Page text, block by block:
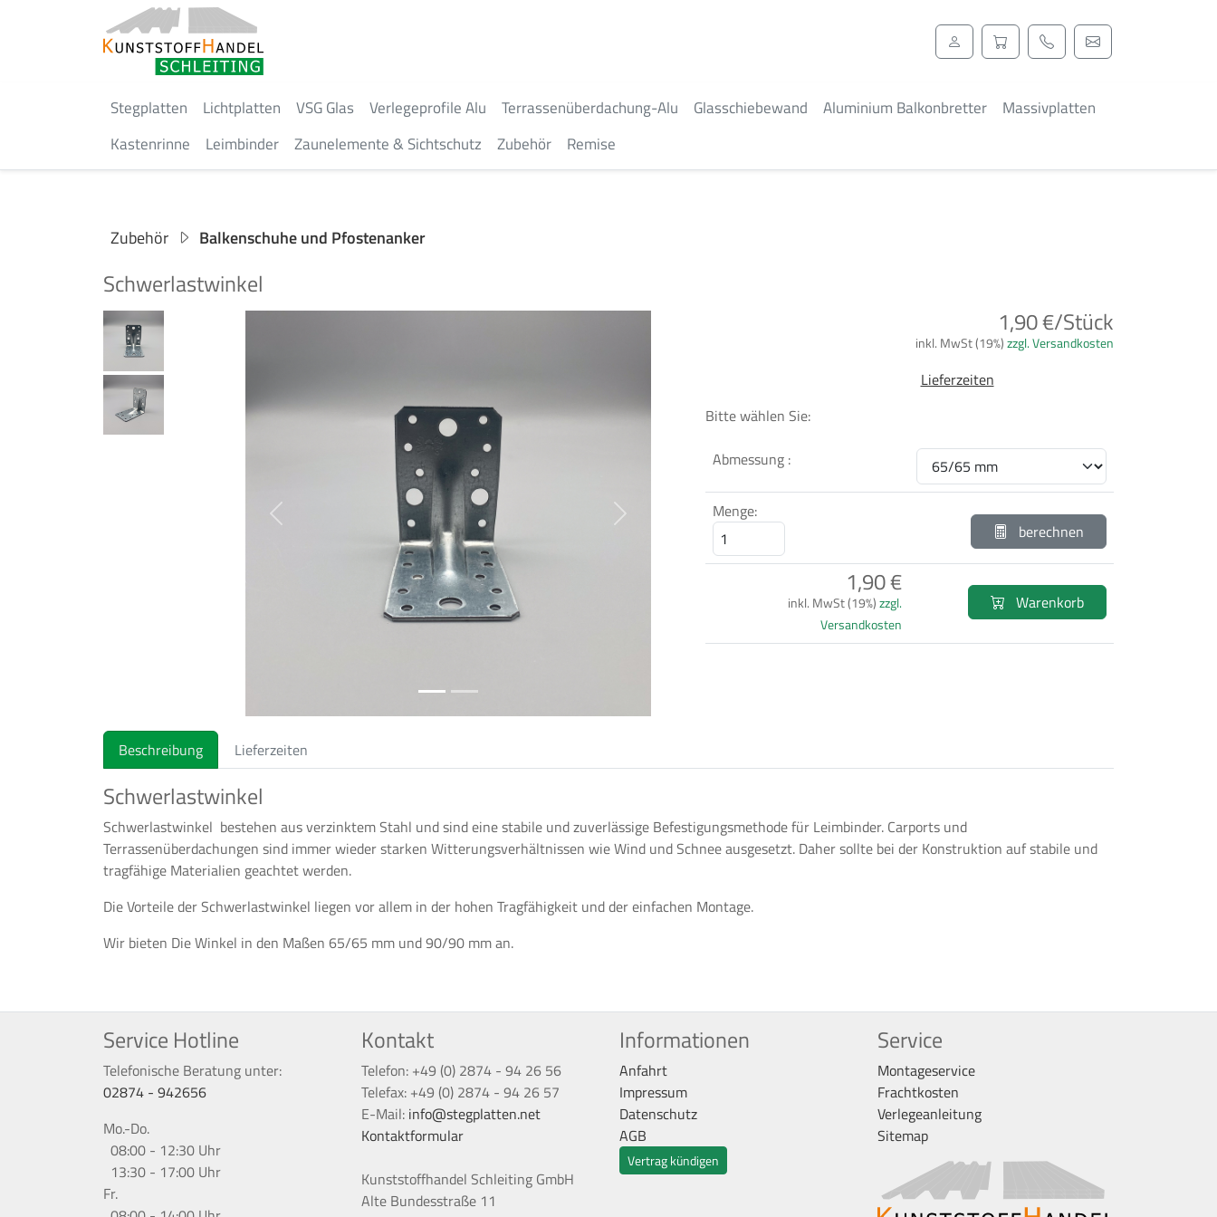
Stegplatten Lichtplatten VSG Glas Verlegeprofile Alu Terrassenüberdachung-Alu Glasschiebewand Aluminium Balkonbretter
Massivplatten
Kastenrinne
Leimbinder Zaunelemente & Sichtschutz Zubehör Remise
Zubehör Balkenschuhe und Pfostenanker
Schwerlastwinkel
Previous Next
1,90 €/Stück
inkl. MwSt (19%)zzgl. Versandkosten
Lieferzeiten
Bitte wählen Sie:
Abmessung :
Menge:
berechnen
1,90 €
inkl. MwSt (19%)zzgl.
Versandkosten
Warenkorb
Beschreibung Lieferzeiten
Schwerlastwinkel
Schwerlastwinkel bestehen aus verzinktem Stahl und sind eine stabile und zuverlässige Befestigungsmethode für Leimbinder. Carports und
Terrassenüberdachungen sind immer wieder starken Witterungsverhältnissen wie Wind und Schnee ausgesetzt. Daher sollte bei der Konstruktion auf stabile und
tragfähige Materialien geachtet werden.
Die Vorteile der Schwerlastwinkel liegen vor allem in der hohen Tragfähigkeit und der einfachen Montage.
Wir bieten Die Winkel in den Maßen 65/65 mm und 90/90 mm an.
Service Hotline
Telefonische Beratung unter:
02874 - 942656
Mo.-Do.
08:00 - 12:30 Uhr
13:30 - 17:00 Uhr
Fr.
Kontakt
Telefon: +49 (0) 2874 - 94 26 56
Telefax: +49 (0) 2874 - 94 26 57
E-Mail: info@stegplatten.net
Kontaktformular
Kunststoffhandel Schleiting GmbH
Alte Bundesstraße 11
Informationen
Anfahrt
Impressum
Datenschutz
AGB
Vertrag kündigen
Service
Montageservice
Frachtkosten
Verlegeanleitung
Sitemap